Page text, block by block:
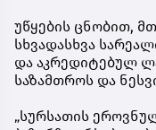
უწყების ცნობით,
სხვადასხვა
და აკრედიტებულ
საზამთროს და
„სურსათის